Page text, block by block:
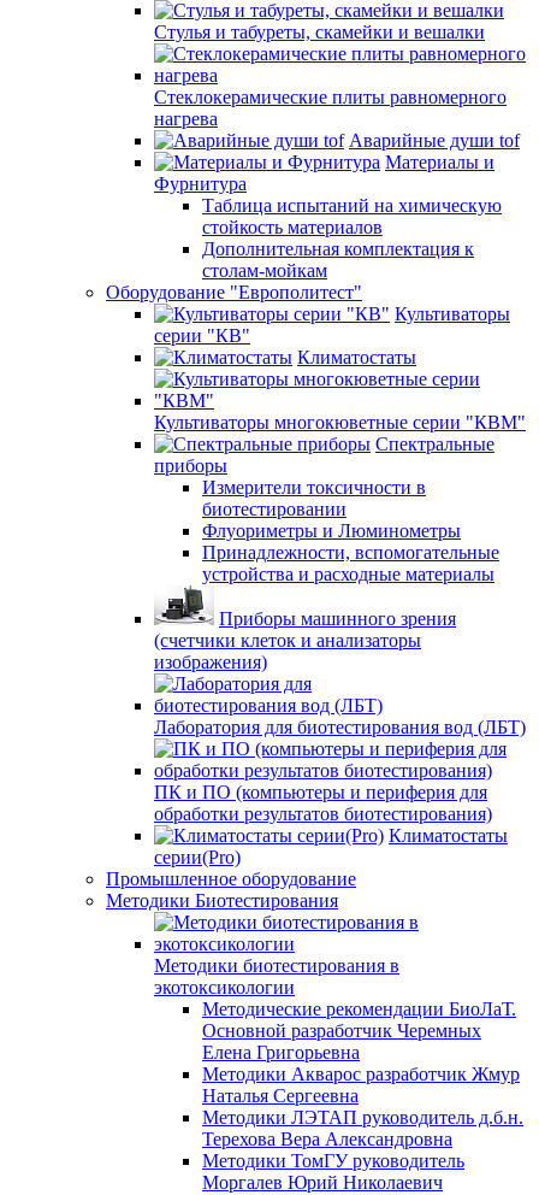
Стулья и табуреты, скамейки и вешалки
Стеклокерамические плиты равномерного
нагрева
Аварийные души tof
Материалы и
Фурнитура
Таблица испытаний на химическую
стойкость материалов
Дополнительная комплектация к
столам-мойкам
Оборудование "Европолитест"
Культиваторы
серии "КВ"
Климатостаты
Культиваторы многокюветные серии "КВМ"
Спектральные
приборы
Измерители токсичности в
биотестировании
Флуориметры и Люминометры
Принадлежности, вспомогательные
устройства и расходные материалы
Приборы машинного зрения
(счетчики клеток и анализаторы
изображения)
Лаборатория для биотестирования вод (ЛБТ)
ПК и ПО (компьютеры и периферия для
обработки результатов биотестирования)
Климатостаты
серии(Pro)
Промышленное оборудование
Методики Биотестирования
Методики биотестирования в
экотоксикологии
Методические рекомендации БиоЛаТ.
Основной разработчик Черемных
Елена Григорьевна
Методики Акварос разработчик Жмур
Наталья Сергеевна
Методики ЛЭТАП руководитель д.б.н.
Терехова Вера Александровна
Методики ТомГУ руководитель
Моргалев Юрий Николаевич